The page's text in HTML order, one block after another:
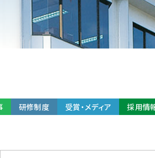
研修制度 受賞・メディア 採用情